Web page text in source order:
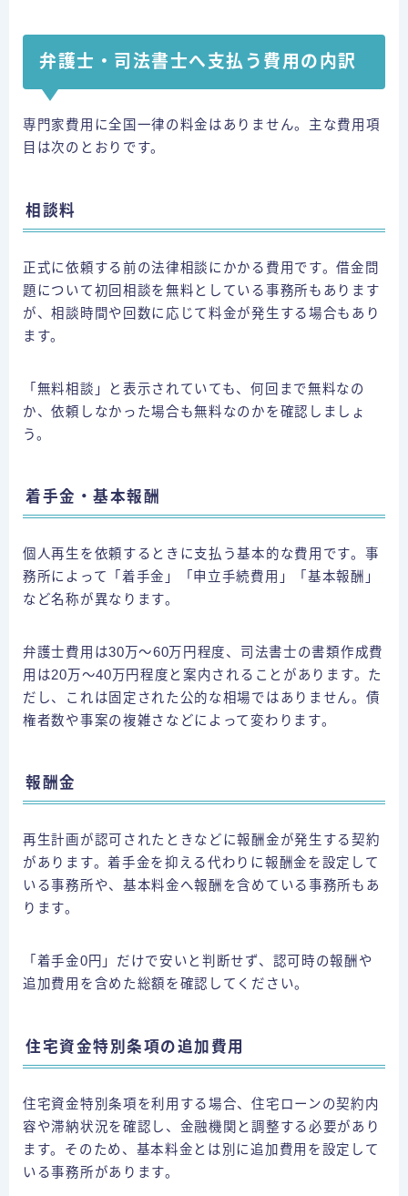
弁護士・司法書士へ支払う費用の内訳
専門家費用に全国一律の料金はありません。主な費用項
目は次のとおりです。
相談料
正式に依頼する前の法律相談にかかる費用です。借金問
題について初回相談を無料としている事務所もあります
が、相談時間や回数に応じて料金が発生する場合もあり
ます。
「無料相談」と表示されていても、何回まで無料なの
か、依頼しなかった場合も無料なのかを確認しましょ
う。
着手金・基本報酬
個人再生を依頼するときに支払う基本的な費用です。事
務所によって「着手金」「申立手続費用」「基本報酬」
など名称が異なります。
弁護士費用は30万～60万円程度、司法書士の書類作成費
用は20万～40万円程度と案内されることがあります。た
だし、これは固定された公的な相場ではありません。債
権者数や事案の複雑さなどによって変わります。
報酬金
再生計画が認可されたときなどに報酬金が発生する契約
があります。着手金を抑える代わりに報酬金を設定して
いる事務所や、基本料金へ報酬を含めている事務所もあ
ります。
「着手金0円」だけで安いと判断せず、認可時の報酬や
追加費用を含めた総額を確認してください。
住宅資金特別条項の追加費用
住宅資金特別条項を利用する場合、住宅ローンの契約内
容や滞納状況を確認し、金融機関と調整する必要があり
ます。そのため、基本料金とは別に追加費用を設定して
いる事務所があります。